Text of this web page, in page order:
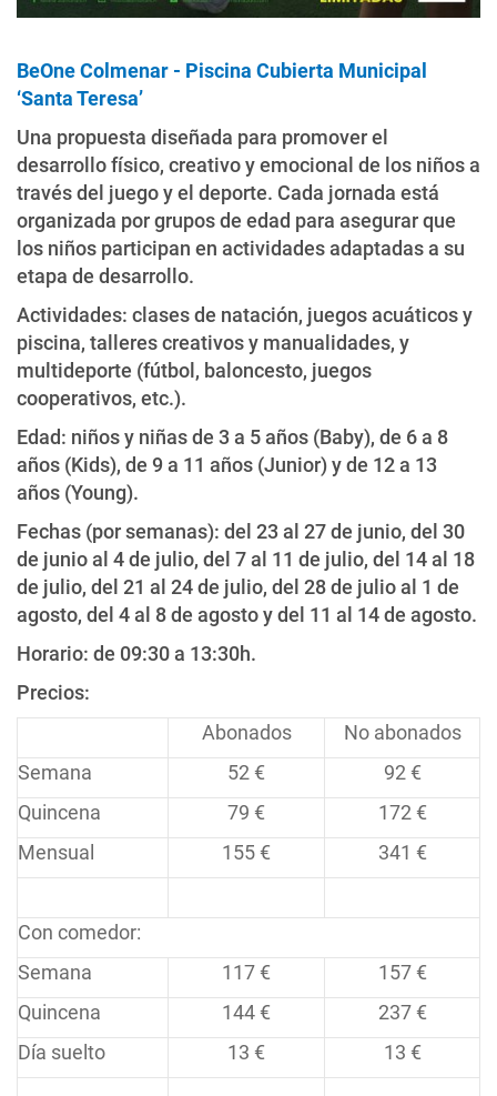
BeOne Colmenar - Piscina Cubierta Municipal
‘Santa Teresa’
Una propuesta diseñada para promover el
desarrollo físico, creativo y emocional de los niños a
través del juego y el deporte. Cada jornada está
organizada por grupos de edad para asegurar que
los niños participan en actividades adaptadas a su
etapa de desarrollo.
Actividades: clases de natación, juegos acuáticos y
piscina, talleres creativos y manualidades, y
multideporte (fútbol, baloncesto, juegos
cooperativos, etc.).
Edad: niños y niñas de 3 a 5 años (Baby), de 6 a 8
años (Kids), de 9 a 11 años (Junior) y de 12 a 13
años (Young).
Fechas (por semanas): del 23 al 27 de junio, del 30
de junio al 4 de julio, del 7 al 11 de julio, del 14 al 18
de julio, del 21 al 24 de julio, del 28 de julio al 1 de
agosto, del 4 al 8 de agosto y del 11 al 14 de agosto.
Horario: de 09:30 a 13:30h.
Precios:
Abonados
No abonados
Semana
52 €
92 €
Quincena
79 €
172 €
Mensual
155 € 341 €
Con comedor:
Semana
117 €
157 €
Quincena
144 €
237 €
Día suelto
13 € 13 €